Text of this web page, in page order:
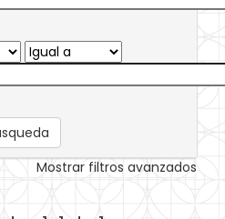
Mostrar filtros avanzados